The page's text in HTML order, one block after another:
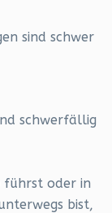
sind schwer
schwerfällig
führst oder in
bist,